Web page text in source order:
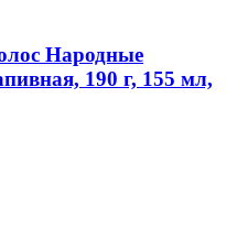
Народные
190 г, 155 мл,